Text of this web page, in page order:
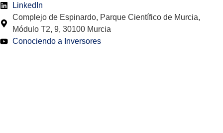
LinkedIn
Complejo de Espinardo, Parque Científico de Murcia,
Módulo T2, 9, 30100 Murcia
Conociendo a Inversores